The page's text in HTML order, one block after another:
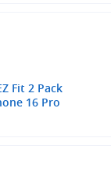
Fit 2 Pack
16 Pro